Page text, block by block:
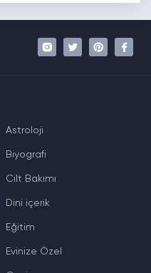
Astroloji
Biyografi
Cilt Bakımı
Dini içerik
Eğitim
Evinize Özel